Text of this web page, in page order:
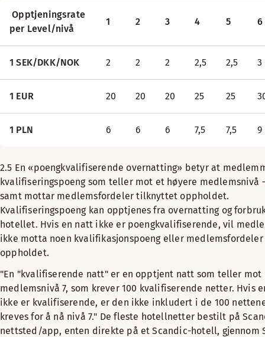
Opptjeningsrate
per Level/nivå
1 2 3 4 5 6
1 SEK/DKK/NOK 2 2 2 2,5 2,5 3
1 EUR 20 20 20 25 25
1 PLN 6 6 6 7,5 7,5 9
2.5 En «poengkvalifiserende overnatting» betyr at
kvalifiseringspoeng som teller mot et høyere medlemsnivå
samt mottar medlemsfordeler tilknyttet oppholdet.
Kvalifiseringspoeng kan opptjenes fra overnatting og
hotellet. Hvis en natt ikke er poengkvalifiserende, vil
ikke motta noen kvalifikasjonspoeng eller
oppholdet.
"En "kvalifiserende natt" er en opptjent natt som teller mot
medlemsnivå 7, som krever 100 kvalifiserende netter. Hvis
ikke er kvalifiserende, er den ikke inkludert i de 100
kreves for å nå nivå 7." De fleste hotellnetter bestilt på
nettsted/app, enten direkte på et Scandic-hotell, gjennom